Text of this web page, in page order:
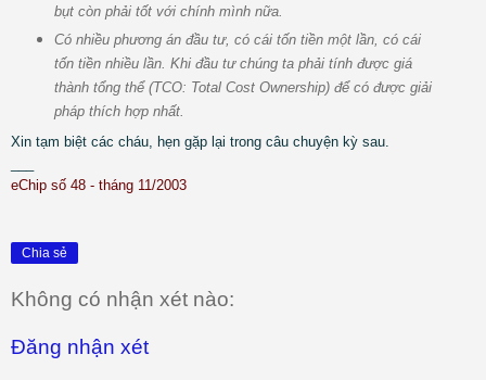
bụt còn phải tốt với chính mình nữa.
Có nhiều phương án đầu tư, có cái tốn tiền một lần, có cái
tốn tiền nhiều lần. Khi đầu tư chúng ta phải tính được giá
thành tổng thể (TCO: Total Cost Ownership) để có được giải
pháp thích hợp nhất.
Xin tạm biệt các cháu, hẹn gặp lại trong câu chuyện kỳ sau.
eChip số 48 - tháng 11/2003
Chia sẻ
Không có nhận xét nào:
Đăng nhận xét